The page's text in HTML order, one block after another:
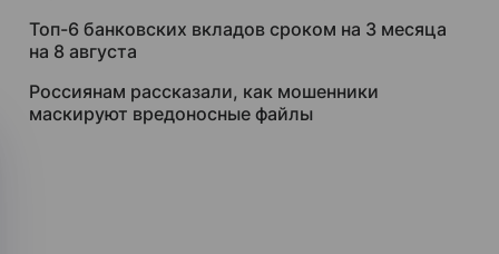
Топ-6 банковских вкладов сроком на 3 месяца
на 8 августа
Россиянам рассказали, как мошенники
маскируют вредоносные файлы